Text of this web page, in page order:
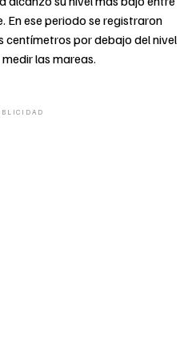
En ese periodo se registraron
centímetros por debajo del nivel
las mareas.